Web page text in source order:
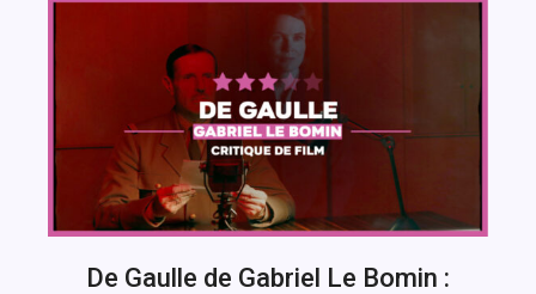
De Gaulle de Gabriel Le Bomin :